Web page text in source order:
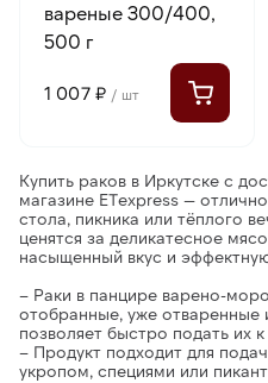
вареные 300/400,
500 г
1 007 ₽ / шт
Купить раков в Иркутске с
магазине ETexpress —
стола, пикника или тёплого
ценятся за деликатесное
насыщенный вкус и
– Раки в панцире варено-
отобранные, уже
позволяет быстро подать их к
– Продукт подходит для
укропом, специями или